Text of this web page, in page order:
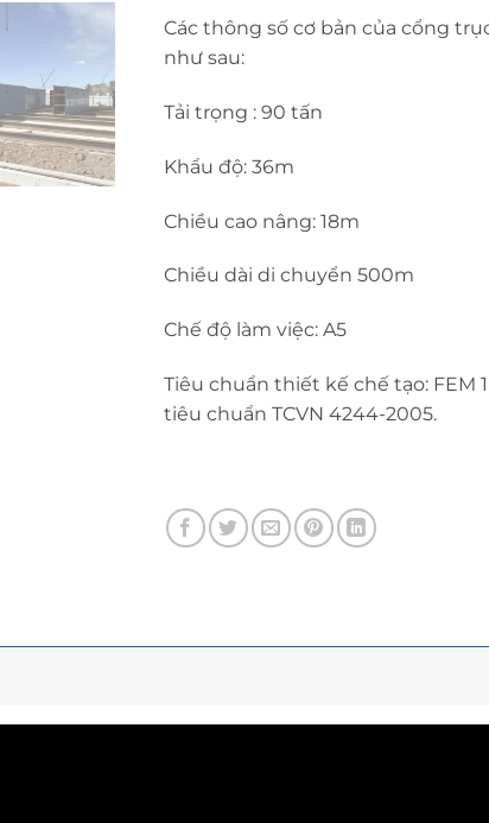
Các thông số cơ bản của cổng
như sau:
Tải trọng : 90 tấn
Khẩu độ: 36m
Chiều cao nâng: 18m
Chiều dài di chuyển 500m
Chế độ làm việc: A5
Tiêu chuẩn thiết kế chế tạo: FEM
tiêu chuẩn TCVN 4244-2005.